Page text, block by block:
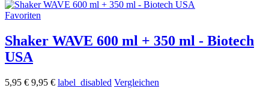
Favoriten
Shaker WAVE 600 ml + 350 ml - Biotech
USA
5,95 € 9,95 € label_disabled Vergleichen